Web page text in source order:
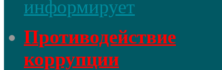
информирует
Противодействие
коррупции